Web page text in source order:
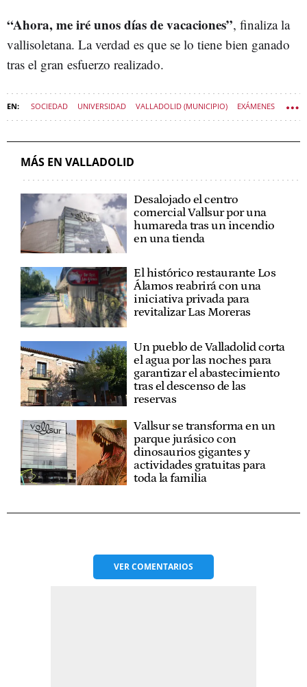
“Ahora, me iré unos días de vacaciones”, finaliza la
vallisoletana. La verdad es que se lo tiene bien ganado
tras el gran esfuerzo realizado.
SOCIEDAD UNIVERSIDAD VALLADOLID (MUNICIPIO) EXÁMENES
MÁS EN VALLADOLID
Desalojado el centro
comercial Vallsur por una
humareda tras un incendio
en una tienda
El histórico restaurante Los
Álamos reabrirá con una
iniciativa privada para
revitalizar Las Moreras
Un pueblo de Valladolid corta
el agua por las noches para
garantizar el abastecimiento
tras el descenso de las
reservas
Vallsur se transforma en un
parque jurásico con
dinosaurios gigantes y
actividades gratuitas para
toda la familia
VERCOMENTARIOS